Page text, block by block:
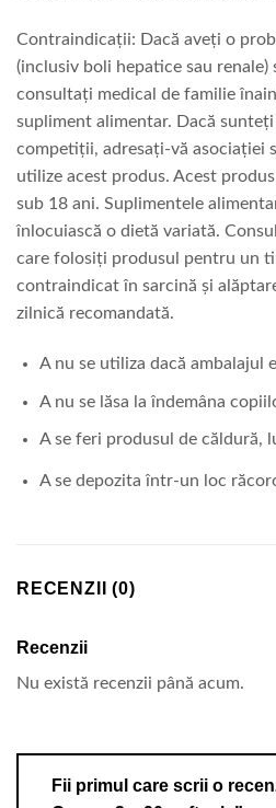
Contraindicații: Dacӑ aveți o
(inclusiv boli hepatice sau
consultați medical de familie
supliment alimentar. Dacӑ
competiții, adresați-vӑ asociației
utilize acest produs. Acest
sub 18 ani. Suplimentele
înlocuiascӑ o dietӑ variatӑ.
care folosiți produsul pentru un
contraindicat în sarcinӑ și
zilnicӑ recomandatӑ.
A nu se utiliza dacӑ ambalajul
A nu se lӑsa la îndemâna
A se feri produsul de cӑldurӑ,
A se depozita într-un loc
RECENZII (0)
Recenzii
Nu există recenzii până acum.
Fii primul care scrii o